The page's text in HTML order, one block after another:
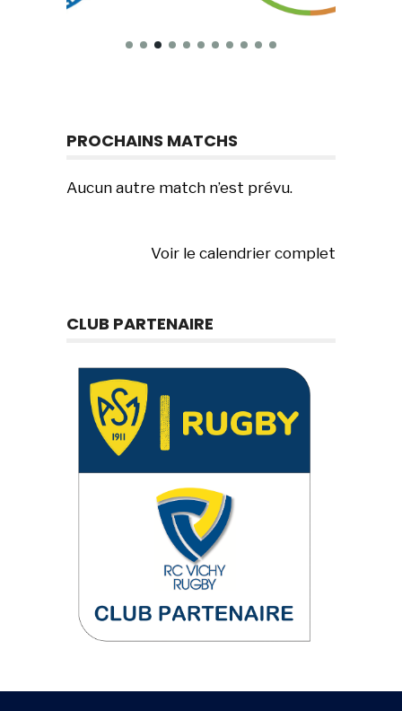
PROCHAINS MATCHS
Aucun autre match n’est prévu.
Voir le calendrier complet
CLUB PARTENAIRE